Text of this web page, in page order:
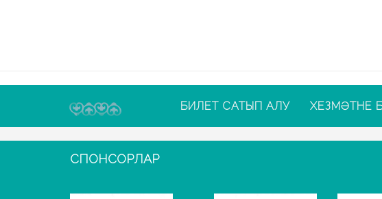
БИЛЕТ САТЫП АЛУ ХЕЗМӘТНЕ
СПОНСОРЛАР